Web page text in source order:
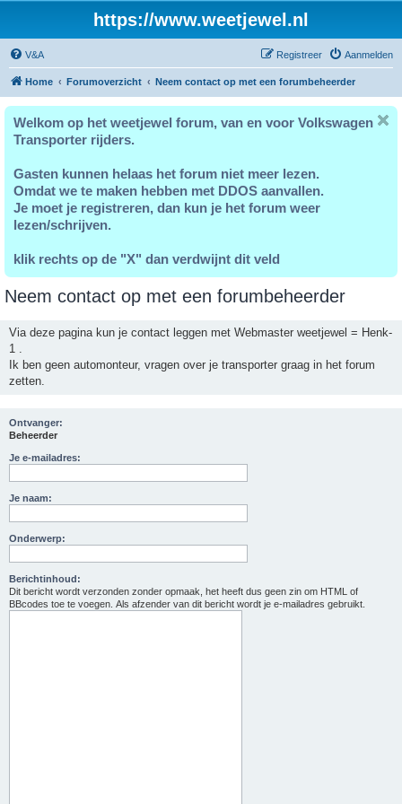
https://www.weetjewel.nl
V&A Aanmelden
Registreer
Home Forumoverzicht Neem contact op met een forumbeheerder
Welkom op het weetjewel forum, van en voor Volkswagen
Transporter rijders.
Gasten kunnen helaas het forum niet meer lezen.
Omdat we te maken hebben met DDOS aanvallen.
Je moet je registreren, dan kun je het forum weer
lezen/schrijven.
klik rechts op de "X" dan verdwijnt dit veld
Neem contact op met een forumbeheerder
Via deze pagina kun je contact leggen met Webmaster weetjewel = Henk-
1 .
Ik ben geen automonteur, vragen over je transporter graag in het forum
zetten.
Ontvanger:
Beheerder
Je e-mailadres:
Je naam:
Onderwerp:
Berichtinhoud:
Dit bericht wordt verzonden zonder opmaak, het heeft dus geen zin om HTML of
BBcodes toe te voegen. Als afzender van dit bericht wordt je e-mailadres gebruikt.